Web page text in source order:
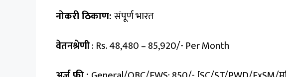
नोकरी ठिकाण:संपूर्ण भारत
वेतनश्रेणी: Rs. 48,480 – 85,920/- Per Month